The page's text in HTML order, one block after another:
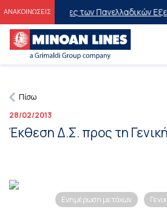
ΑΝΑΚΟΙΝΩΣΕΙΣ
Επιτυχόντες των Πανελλαδικών
Πίσω
28/02/2013
Έκθεση Δ.Σ. προς τη
Ενημέρωση μετόχων